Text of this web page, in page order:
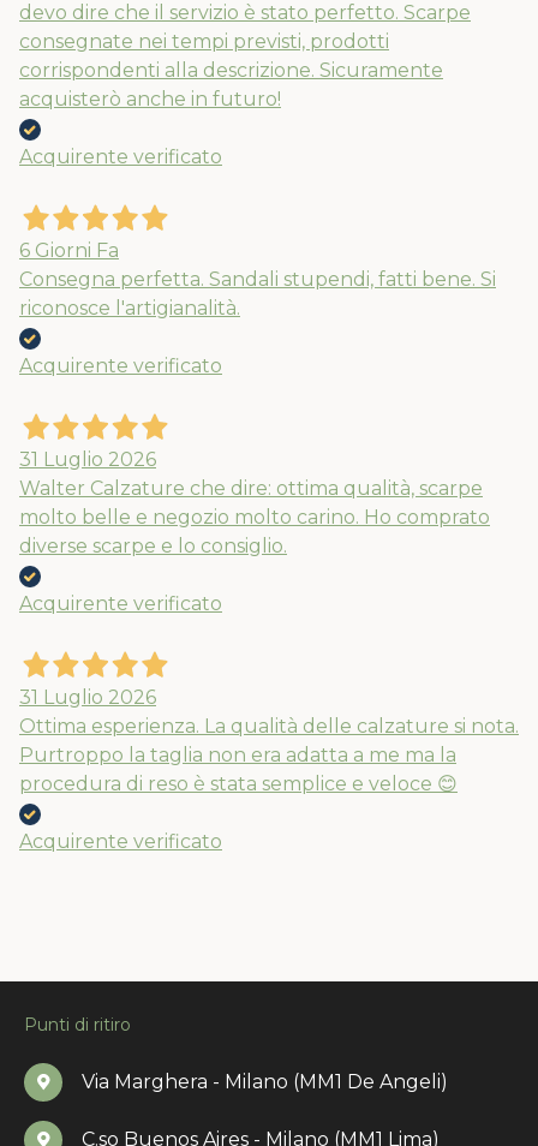
devo dire che il servizio è stato perfetto. Scarpe
consegnate nei tempi previsti, prodotti
corrispondenti alla descrizione. Sicuramente
acquisterò anche in futuro!
Acquirente verificato
6 Giorni Fa
Consegna perfetta. Sandali stupendi, fatti bene. Si
riconosce l'artigianalità.
Acquirente verificato
31 Luglio 2026
Walter Calzature che dire: ottima qualità, scarpe
molto belle e negozio molto carino. Ho comprato
diverse scarpe e lo consiglio.
Acquirente verificato
31 Luglio 2026
Ottima esperienza. La qualità delle calzature si nota.
Purtroppo la taglia non era adatta a me ma la
procedura di reso è stata semplice e veloce 😊
Acquirente verificato
Punti di ritiro
Via Marghera - Milano (MM1 De Angeli)
C.so Buenos Aires - Milano (MM1 Lima)